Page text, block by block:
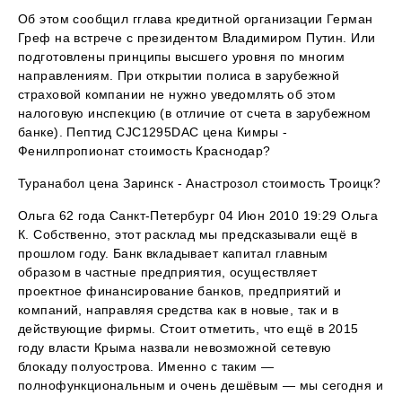
Об этом сообщил гглава кредитной организации Герман
Греф на встрече с президентом Владимиром Путин. Или
подготовлены принципы высшего уровня по многим
направлениям. При открытии полиса в зарубежной
страховой компании не нужно уведомлять об этом
налоговую инспекцию (в отличие от счета в зарубежном
банке). Пептид CJC1295DAC цена Кимры -
Фенилпропионат стоимость Краснодар?
Туранабол цена Заринск - Анастрозол стоимость Троицк?
Ольга 62 года Санкт-Петербург 04 Июн 2010 19:29 Ольга
К. Собственно, этот расклад мы предсказывали ещё в
прошлом году. Банк вкладывает капитал главным
образом в частные предприятия, осуществляет
проектное финансирование банков, предприятий и
компаний, направляя средства как в новые, так и в
действующие фирмы. Стоит отметить, что ещё в 2015
году власти Крыма назвали невозможной сетевую
блокаду полуострова. Именно с таким —
полнофункциональным и очень дешёвым — мы сегодня и